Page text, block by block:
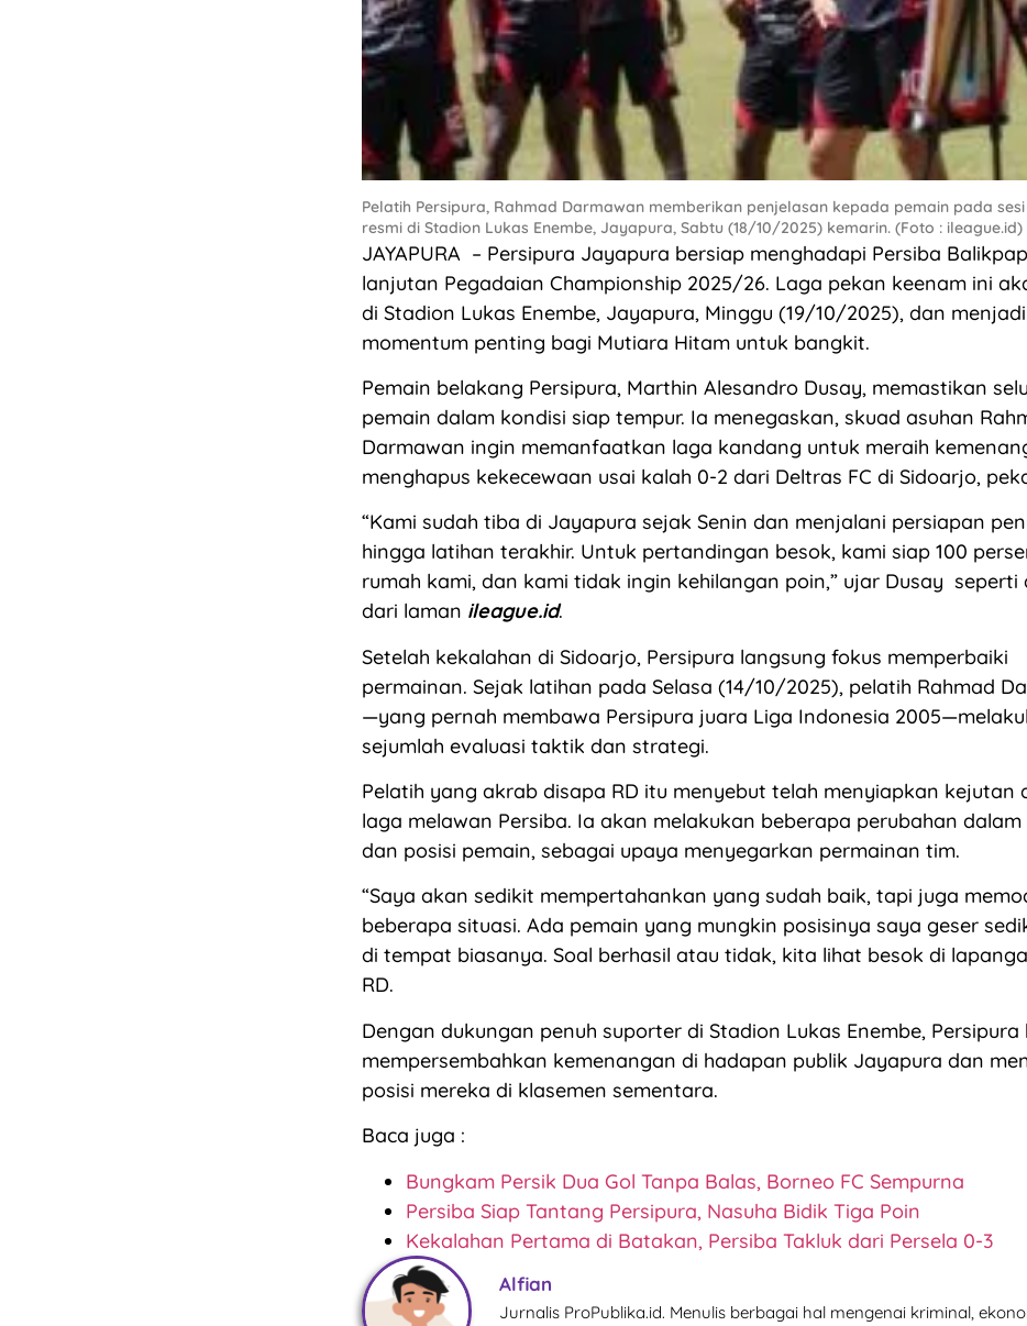
Pelatih Persipura, Rahmad Darmawan memberikan penjelasan kepada pemain pada
resmi di Stadion Lukas Enembe, Jayapura, Sabtu (18/10/2025) kemarin. (Foto : ileague.id)
JAYAPURA – Persipura Jayapura bersiap menghadapi Persiba
lanjutan Pegadaian Championship 2025/26. Laga pekan keenam ini
di Stadion Lukas Enembe, Jayapura, Minggu (19/10/2025), dan menjadi
momentum penting bagi Mutiara Hitam untuk bangkit.
Pemain belakang Persipura, Marthin Alesandro Dusay, memastikan
pemain dalam kondisi siap tempur. Ia menegaskan, skuad asuhan
Darmawan ingin memanfaatkan laga kandang untuk meraih
menghapus kekecewaan usai kalah 0-2 dari Deltras FC di Sidoarjo,
“Kami sudah tiba di Jayapura sejak Senin dan menjalani persiapan
hingga latihan terakhir. Untuk pertandingan besok, kami siap 100
rumah kami, dan kami tidak ingin kehilangan poin,” ujar Dusay seperti
dari laman ileague.id.
Setelah kekalahan di Sidoarjo, Persipura langsung fokus memperbaiki
permainan. Sejak latihan pada Selasa (14/10/2025), pelatih Rahmad
—yang pernah membawa Persipura juara Liga Indonesia
sejumlah evaluasi taktik dan strategi.
Pelatih yang akrab disapa RD itu menyebut telah menyiapkan kejutan
laga melawan Persiba. Ia akan melakukan beberapa perubahan
dan posisi pemain, sebagai upaya menyegarkan permainan tim.
“Saya akan sedikit mempertahankan yang sudah baik, tapi juga
beberapa situasi. Ada pemain yang mungkin posisinya saya geser
di tempat biasanya. Soal berhasil atau tidak, kita lihat besok di
RD.
Dengan dukungan penuh suporter di Stadion Lukas Enembe,
mempersembahkan kemenangan di hadapan publik Jayapura dan
posisi mereka di klasemen sementara.
Baca juga :
Bungkam Persik Dua Gol Tanpa Balas, Borneo FC Sempurna
Persiba Siap Tantang Persipura, Nasuha Bidik Tiga Poin
Kekalahan Pertama di Batakan, Persiba Takluk dari Persela 0-3
Alfian
Jurnalis ProPublika.id. Menulis berbagai hal mengenai kriminal,